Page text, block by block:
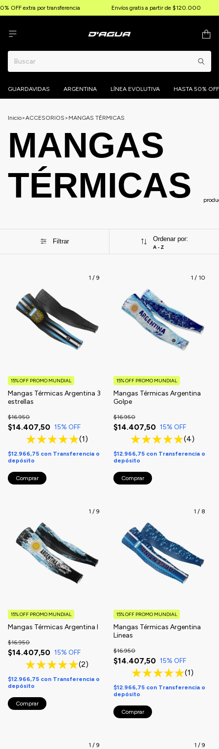
OFF extra por transferencia Envíos gratis a partir de $120.000
GUARDAVIDAS ARGENTINA LÍNEA EVOLUTIVA HASTA 50% OFF
Inicio>ACCESORIOS > MANGAS TÉRMICAS
MANGAS
TÉRMICAS
Filtrar Ordenar por:
A - Z
1 / 9
Mangas Térmicas Argentina 3
estrellas
$14.407,50
$16.950
15% OFF
(1)
15% OFF PROMO MUNDIAL
$12.966,75 con Transferencia o
depósito
Comprar
1 / 10
Mangas Térmicas Argentina
Golpe
$14.407,50
$16.950
15% OFF
(4)
15% OFF PROMO MUNDIAL
$12.966,75 con Transferencia o
depósito
Comprar
1 / 9
Mangas Térmicas Argentina I
$14.407,50
$16.950
15% OFF
(2)
15% OFF PROMO MUNDIAL
$12.966,75 con Transferencia o
depósito
Comprar
1 / 8
Mangas Térmicas Argentina
Lineas
$14.407,50
$16.950
15% OFF
(1)
15% OFF PROMO MUNDIAL
$12.966,75 con Transferencia o
depósito
Comprar
1 / 9 1 / 9